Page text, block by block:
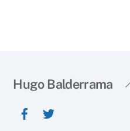
Hugo Balderrama